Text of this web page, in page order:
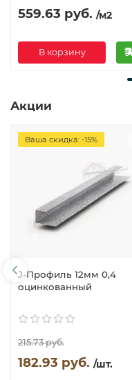
559.63 руб. /м2
В корзину
Акции
Ваша скидка: -15%
J-Профиль 12мм 0,4
оцинкованный
215.73 руб.
182.93 руб. /шт.